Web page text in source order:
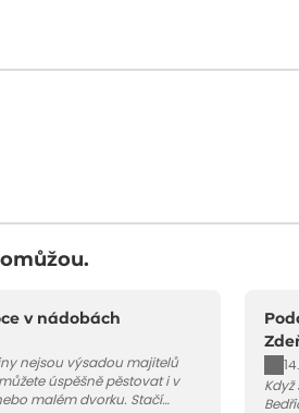
v nádobách
nejsou výsadou majitelů
úspěšně pěstovat i v
malém dvorku. Stačí
Když